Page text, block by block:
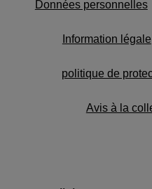
Données personnelles
Information légale
politique de
Avis à la